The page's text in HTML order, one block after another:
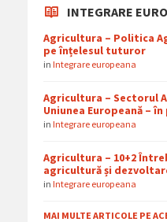
INTEGRARE
Agricultura – Politica
pe înțelesul tuturor
inIntegrare europeana
Agricultura – Sectorul
Uniunea Europeană –
inIntegrare europeana
Agricultura – 10+2
agricultură și
inIntegrare europeana
MAI MULTE ARTICOLE PE